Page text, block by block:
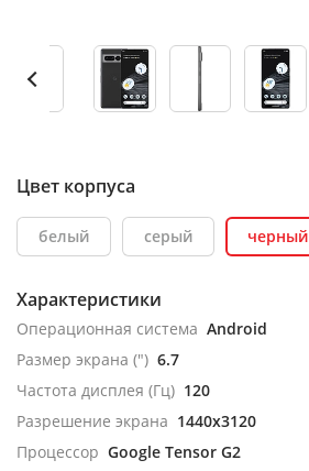
Цвет корпуса
белый серый черный
Характеристики
Операционная система Android
Размер экрана (") 6.7
Частота дисплея (Гц) 120
Разрешение экрана 1440x3120
Процессор Google Tensor G2